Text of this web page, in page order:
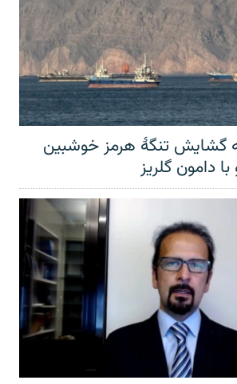
گشایش تنگهٔ هرمز خوشبین
دامون گلریز